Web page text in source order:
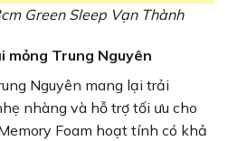
Green Sleep Vạn Thành
mỏng Trung Nguyên
Nguyên mang lại trải
nhàng và hỗ trợ tối ưu cho
Foam hoạt tính có khả